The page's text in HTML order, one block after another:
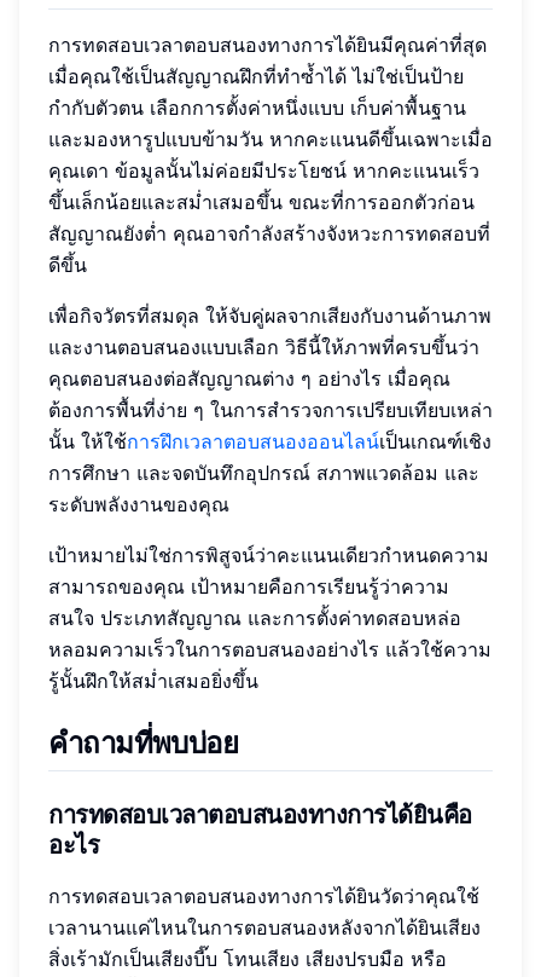
การทดสอบเวลาตอบสนองทางการได้ยินมีคุณค่าที่สุด
เมื่อคุณใช้เป็นสัญญาณฝึกที่ทำซ้ำได้ ไม่ใช่เป็นป้าย
กำกับตัวตน เลือกการตั้งค่าหนึ่งแบบ เก็บค่าพื้นฐาน
และมองหารูปแบบข้ามวัน หากคะแนนดีขึ้นเฉพาะเมื่อ
คุณเดา ข้อมูลนั้นไม่ค่อยมีประโยชน์ หากคะแนนเร็ว
ขึ้นเล็กน้อยและสม่ำเสมอขึ้น ขณะที่การออกตัวก่อน
สัญญาณยังต่ำ คุณอาจกำลังสร้างจังหวะการทดสอบที่
ดีขึ้น
เพื่อกิจวัตรที่สมดุล ให้จับคู่ผลจากเสียงกับงานด้านภาพ
และงานตอบสนองแบบเลือก วิธีนี้ให้ภาพที่ครบขึ้นว่า
คุณตอบสนองต่อสัญญาณต่าง ๆ อย่างไร เมื่อคุณ
ต้องการพื้นที่ง่าย ๆ ในการสำรวจการเปรียบเทียบเหล่า
นั้น ให้ใช้การฝึกเวลาตอบสนองออนไลน์เป็นเกณฑ์เชิง
การศึกษา และจดบันทึกอุปกรณ์ สภาพแวดล้อม และ
ระดับพลังงานของคุณ
เป้าหมายไม่ใช่การพิสูจน์ว่าคะแนนเดียวกำหนดความ
สามารถของคุณ เป้าหมายคือการเรียนรู้ว่าความ
สนใจ ประเภทสัญญาณ และการตั้งค่าทดสอบหล่อ
หลอมความเร็วในการตอบสนองอย่างไร แล้วใช้ความ
รู้นั้นฝึกให้สม่ำเสมอยิ่งขึ้น
คำถามที่พบบ่อย
การทดสอบเวลาตอบสนองทางการได้ยินคือ
อะไร
การทดสอบเวลาตอบสนองทางการได้ยินวัดว่าคุณใช้
เวลานานแค่ไหนในการตอบสนองหลังจากได้ยินเสียง
สิ่งเร้ามักเป็นเสียงบี๊บ โทนเสียง เสียงปรบมือ หรือ